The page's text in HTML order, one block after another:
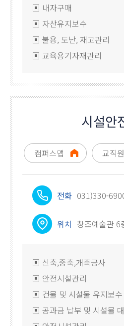
▣ 내자구매
▣ 자산유지보수
▣ 불용, 도난, 재고관리
▣ 교육용기자재관리
시설안
캠퍼스맵 교직
전화 031)330-
위치 창조예술관 6
▣ 신축,중축,개축공사
▣ 안전시설관리
▣ 건물 및 시설물 유지보수
▣ 공과금 납부 및 시설물